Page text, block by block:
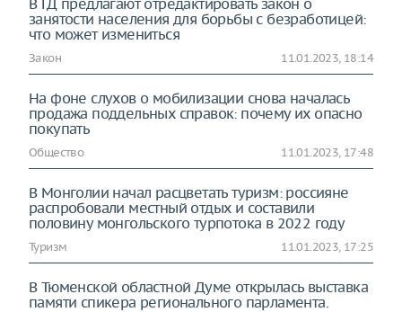
В ГД предлагают отредактировать закон о
занятости населения для борьбы с безработицей:
что может измениться
Закон 11.01.2023, 18:14
На фоне слухов о мобилизации снова началась
продажа поддельных справок: почему их опасно
покупать
Общество 11.01.2023, 17:48
В Монголии начал расцветать туризм: россияне
распробовали местный отдых и составили
половину монгольского турпотока в 2022 году
Туризм 11.01.2023, 17:25
В Тюменской областной Думе открылась выставка
памяти спикера регионального парламента.